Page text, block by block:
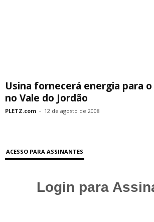
Usina fornecerá energia para
no Vale do Jordão
PLETZ.com - 12 de agosto de 2008
ACESSO PARA ASSINANTES
Login para